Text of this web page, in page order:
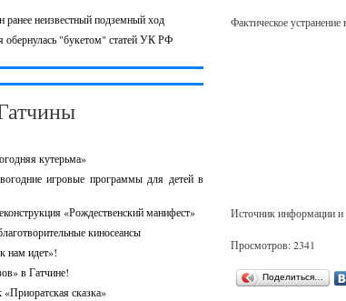
ранее неизвестный подземный ход
обернулась "букетом" статей УК РФ
кутерьма»
игровые программы для детей в
«Рождественский манифест»
киносеансы
нам идет»!
в Гатчине!
сказка»
Фактическое
Источник информации и
Просмотров: 2341
Поделиться…